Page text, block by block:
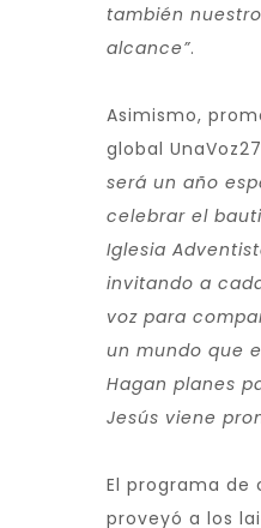
también
alcance”.
Asimismo,
global
será un año
celebrar el
Iglesia
invitando a
voz para
un mundo que
Hagan planes
Jesús viene
El programa de
proveyó a los